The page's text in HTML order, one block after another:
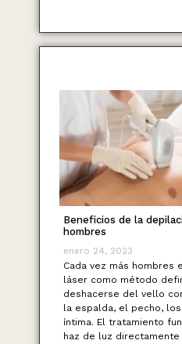
Beneficios de la
hombres
enero 24, 2023
Cada vez más hombres
láser como método
deshacerse del vello
la espalda, el pecho,
íntima. El tratamiento
haz de luz